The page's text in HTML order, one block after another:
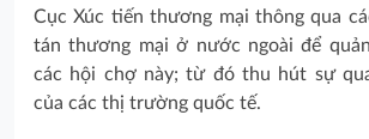
Cục Xúc tiến thương mại thông qua
tán thương mại ở nước ngoài để
các hội chợ này; từ đó thu hút sự
của các thị trường quốc tế.